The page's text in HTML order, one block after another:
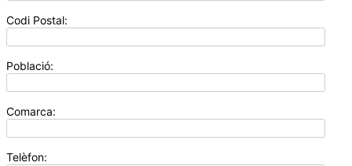
Codi Postal:
Població:
Comarca:
Telèfon: